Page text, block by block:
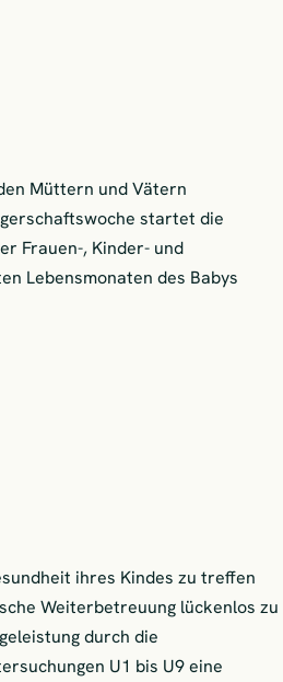
Müttern und Vätern
startet die
Frauen-, Kinder- und
Lebensmonaten des Babys
ihres Kindes zu treffen
Weiterbetreuung lückenlos zu
durch die
U1 bis U9 eine